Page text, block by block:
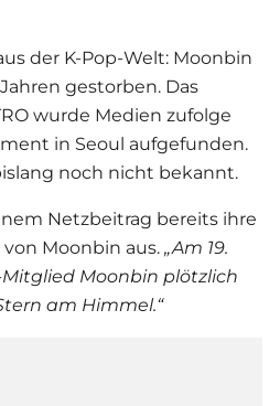
der K-Pop-Welt: Moonbin
gestorben. Das
wurde Medien zufolge
in Seoul aufgefunden.
noch nicht bekannt.
Netzbeitrag bereits ihre
Moonbin aus. „Am 19.
Moonbin plötzlich
am Himmel.“